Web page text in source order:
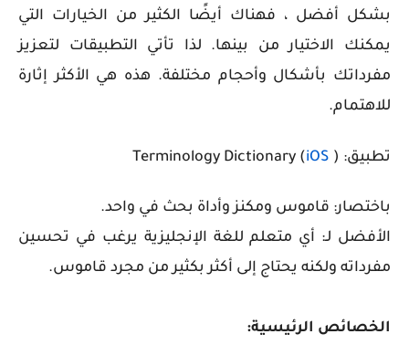
بشكل أفضل ، فهناك أيضًا الكثير من الخيارات التي
يمكنك الاختيار من بينها. لذا تأتي التطبيقات لتعزيز
مفرداتك بأشكال وأحجام مختلفة. هذه هي الأكثر إثارة
للاهتمام.
تطبيق: Terminology Dictionary ( iOS )
باختصار: قاموس ومكنز وأداة بحث في واحد.
الأفضل لـ: أي متعلم للغة الإنجليزية يرغب في تحسين
مفرداته ولكنه يحتاج إلى أكثر بكثير من مجرد قاموس.
الخصائص الرئيسية: